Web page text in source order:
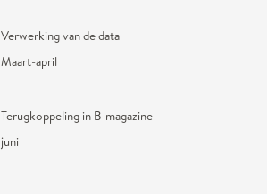
Verwerking van de data
Maart-april
Terugkoppeling in B-magazine
juni